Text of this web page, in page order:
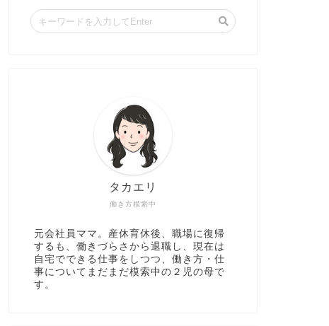
働き方模索中
タカエリ
元会社員ママ。産休育休後、職場に復帰
するも、働きづらさから退職し、現在は
自宅でできる仕事をしつつ、働き方・仕
事についてまだまだ模索中の２児の母で
す。